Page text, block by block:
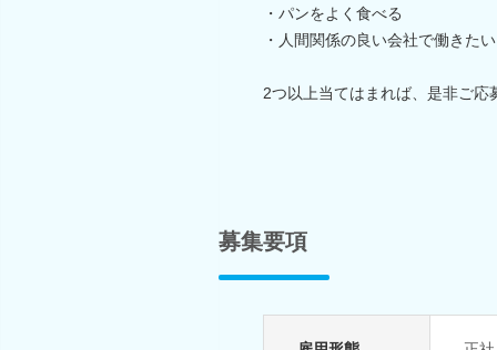
・パンをよく食べる
・人間関係の良い会社で働きたい
2つ以上当てはまれば、是非ご応
募集要項